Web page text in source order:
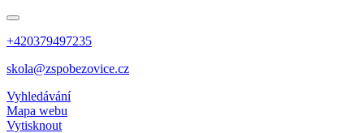
+420379497235
skola@zspobezovice.cz
Vyhledávání
Mapa webu
Vytisknout